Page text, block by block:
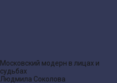
Московский модерн в лицах и
судьбах
Людмила Соколова